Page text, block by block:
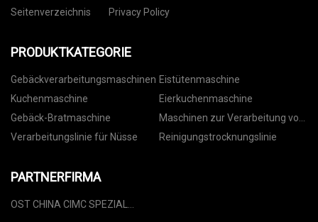
Seitenverzeichnis
Privacy Policy
PRODUKTKATEGORIE
Gebäckverarbeitungsmaschinen Eistütenmaschine
Kuchenmaschine
Eierkuchenmaschine
Gebäck-Bratmaschine
Maschinen zur Verarbeitung von
Nüssen
Verarbeitungslinie für Nüsse Reinigungstrocknungslinie
PARTNERFIRMA
OST CHINA CIMC SPEZIAL